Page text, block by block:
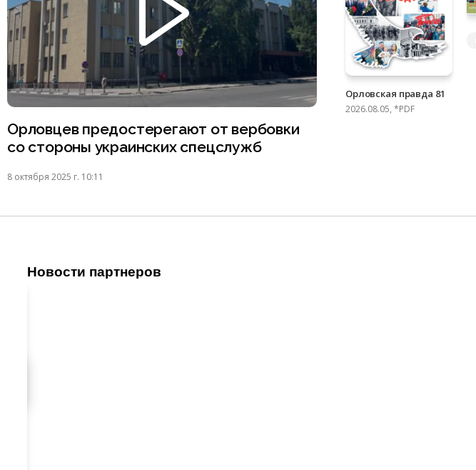
Орловцев предостерегают от вербовки
со стороны украинских спецслужб
8 октября 2025 г. 10:11
Орловская правда 81
2026.08.05, *PDF
Новости партнеров